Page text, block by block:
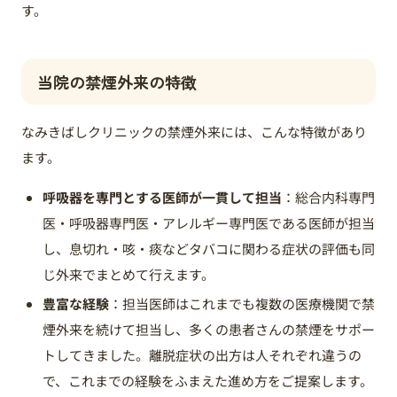
す。
当院の禁煙外来の特徴
なみきばしクリニックの禁煙外来には、こんな特徴があり
ます。
呼吸器を専門とする医師が一貫して担当 ：総合内科専門
医・呼吸器専門医・アレルギー専門医である医師が担当
し、息切れ・咳・痰などタバコに関わる症状の評価も同
じ外来でまとめて行えます。
豊富な経験 ：担当医師はこれまでも複数の医療機関で禁
煙外来を続けて担当し、多くの患者さんの禁煙をサポー
トしてきました。離脱症状の出方は人それぞれ違うの
で、これまでの経験をふまえた進め方をご提案します。